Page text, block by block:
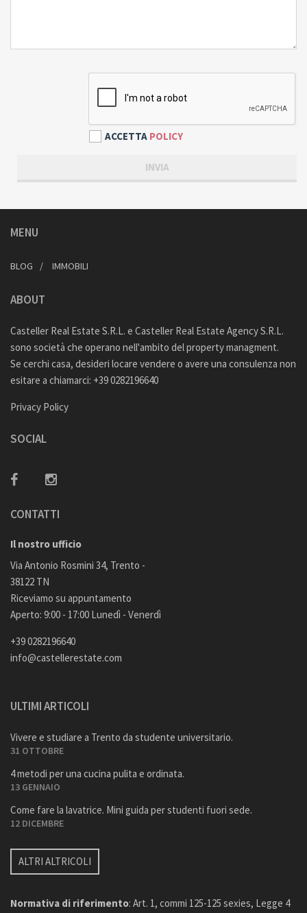
ACCETTA POLICY
MENU
BLOG IMMOBILI
ABOUT
Casteller Real Estate S.R.L. e Casteller Real Estate Agency S.R.L.
sono società che operano nell'ambito del property managment.
Se cerchi casa, desideri locare vendere o avere una consulenza non
esitare a chiamarci: +39 0282196640
Privacy Policy
SOCIAL
CONTATTI
Il nostro ufficio
Via Antonio Rosmini 34, Trento -
38122 TN
Riceviamo su appuntamento
Aperto: 9:00 - 17:00 Lunedì - Venerdì
+39 0282196640
info@castellerestate.com
ULTIMI ARTICOLI
Vivere e studiare a Trento da studente universitario.
31 OTTOBRE
4 metodi per una cucina pulita e ordinata.
13 GENNAIO
Come fare la lavatrice. Mini guida per studenti fuori sede.
12 DICEMBRE
ALTRI ALTRICOLI
Normativa di riferimento: Art. 1, commi 125-125 sexies, Legge 4